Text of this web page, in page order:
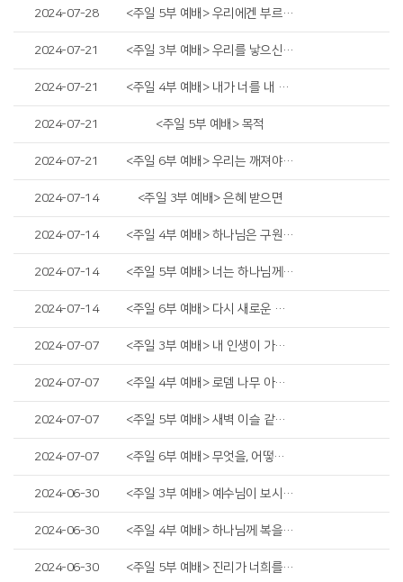
2024-07-28 <주일 5부 예배> 우리에겐 부르심이 있습니다
2024-07-21 <주일 3부 예배> 우리를 낳으신 하나님의 사랑
2024-07-21 <주일 4부 예배> 내가 너를 내 손바닥에 새겼고
2024-07-21 <주일 5부 예배> 목적
2024-07-21 <주일 6부 예배> 우리는 깨져야 합니다
2024-07-14 <주일 3부 예배> 은혜 받으면
2024-07-14 <주일 4부 예배> 하나님은 구원이시라
2024-07-14 <주일 5부 예배> 너는 하나님께 소망을 두라
2024-07-14 <주일 6부 예배> 다시 새로운 승리
2024-07-07 <주일 3부 예배> 내 인생이 가장 빛날 때
2024-07-07 <주일 4부 예배> 로뎀 나무 아래서
2024-07-07 <주일 5부 예배> 새벽 이슬 같은 청년
2024-07-07 <주일 6부 예배> 무엇을, 어떻게 지킬까?
2024-06-30 <주일 3부 예배> 예수님이 보시는 것
2024-06-30 <주일 4부 예배> 하나님께 복을 받은 자
2024-06-30 <주일 5부 예배> 진리가 너희를 자유케 하리라